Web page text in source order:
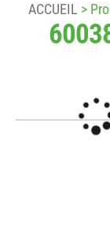
ACCUEIL >